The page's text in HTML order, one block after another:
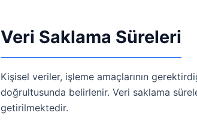
Veri Saklama Süreleri
Kişisel veriler, işleme amaçlarının
doğrultusunda belirlenir. Veri saklama
getirilmektedir.